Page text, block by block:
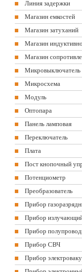
Линия задержки
Магазин емкостей
Магазин затуханий
Магазин
Магазин
Микровыключатель
Микросхема
Модуль
Оптопара
Панель ламповая
Переключатель
Плата
Пост кнопочный
Потенциометр
Преобразователь
Прибор
Прибор
Прибор
Прибор СВЧ
Прибор